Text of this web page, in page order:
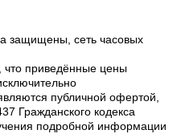
защищены, сеть часовых
приведённые цены
публичной офертой,
Гражданского кодекса
подробной информации